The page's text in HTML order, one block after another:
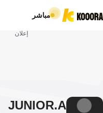
مباشر
إعلان
A.
JUNIOR